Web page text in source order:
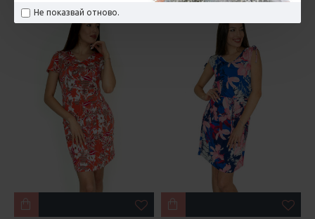
Не показвай отново.